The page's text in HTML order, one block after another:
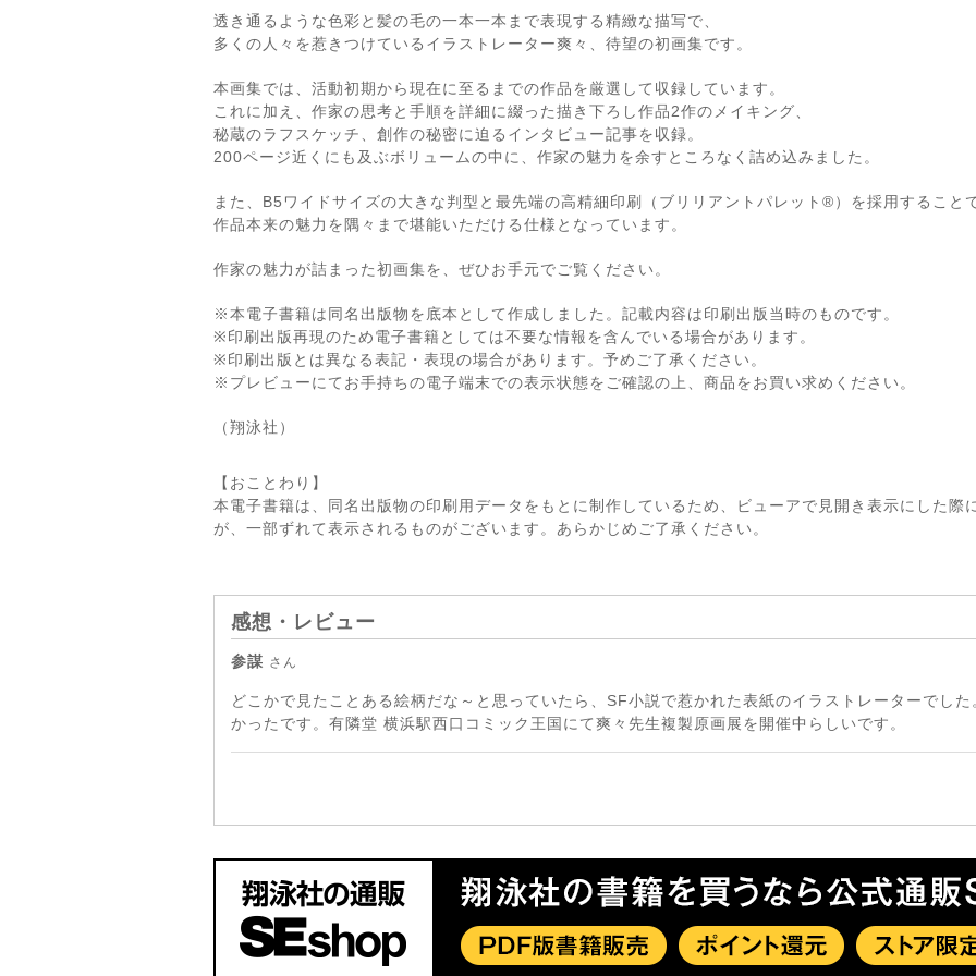
透き通るような色彩と髪の毛の一本一本まで表現する精緻な描写で、
多くの人々を惹きつけているイラストレーター爽々、待望の初画集です。
本画集では、活動初期から現在に至るまでの作品を厳選して収録しています。
これに加え、作家の思考と手順を詳細に綴った描き下ろし作品2作のメイキング、
秘蔵のラフスケッチ、創作の秘密に迫るインタビュー記事を収録。
200ページ近くにも及ぶボリュームの中に、作家の魅力を余すところなく詰め込みました。
また、B5ワイドサイズの大きな判型と最先端の高精細印刷（ブリリアントパレット®）を採用すること
作品本来の魅力を隅々まで堪能いただける仕様となっています。
作家の魅力が詰まった初画集を、ぜひお手元でご覧ください。
※本電子書籍は同名出版物を底本として作成しました。記載内容は印刷出版当時のものです。
※印刷出版再現のため電子書籍としては不要な情報を含んでいる場合があります。
※印刷出版とは異なる表記・表現の場合があります。予めご了承ください。
※プレビューにてお手持ちの電子端末での表示状態をご確認の上、商品をお買い求めください。
（翔泳社）
【おことわり】
本電子書籍は、同名出版物の印刷用データをもとに制作しているため、ビューアで見開き表示にした際
が、一部ずれて表示されるものがございます。あらかじめご了承ください。
感想・レビュー
参謀 さん
どこかで見たことある絵柄だな～と思っていたら、SF小説で惹かれた表紙のイラストレーターでし
かったです。有隣堂 横浜駅西口コミック王国にて爽々先生複製原画展を開催中らしいです。